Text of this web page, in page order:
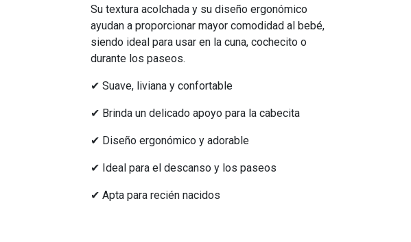
Su textura acolchada y su diseño ergonómico
ayudan a proporcionar mayor comodidad al bebé,
siendo ideal para usar en la cuna, cochecito o
durante los paseos.
✔ Suave, liviana y confortable
✔ Brinda un delicado apoyo para la cabecita
✔ Diseño ergonómico y adorable
✔ Ideal para el descanso y los paseos
✔ Apta para recién nacidos